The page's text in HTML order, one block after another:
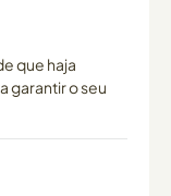
que haja
garantir o seu